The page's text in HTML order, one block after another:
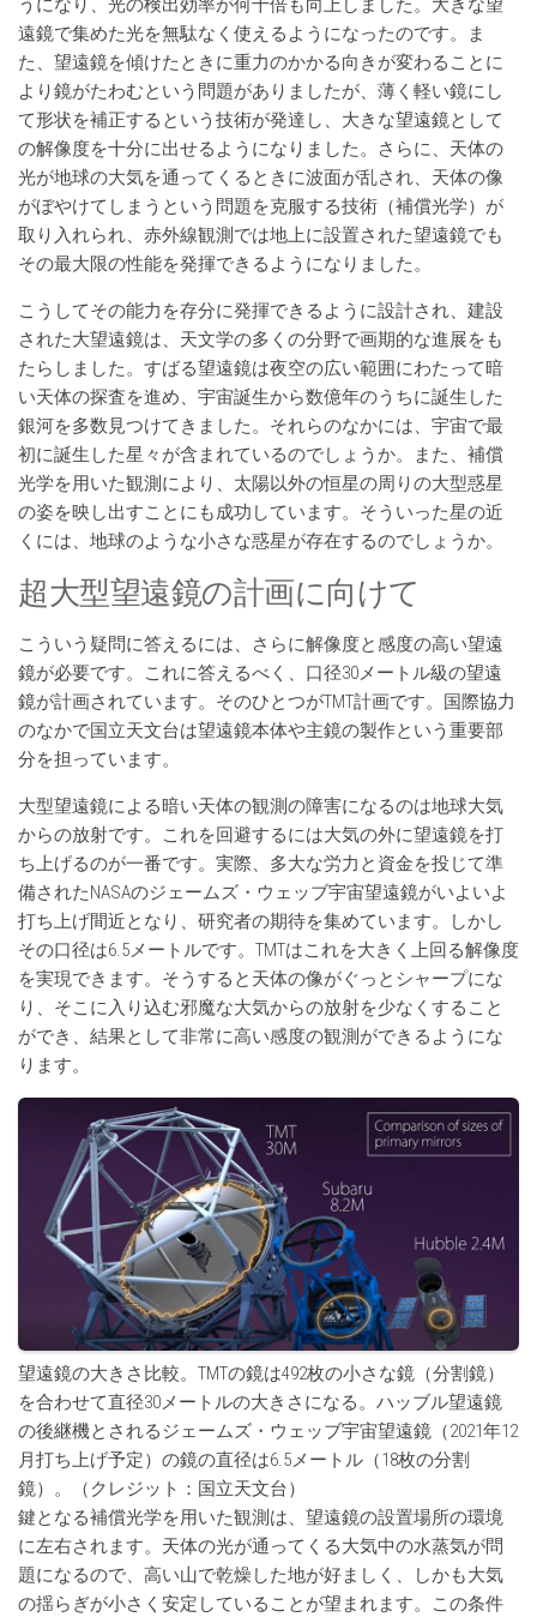
うになり、光の検出効率が何十倍も向上しました。大きな望
遠鏡で集めた光を無駄なく使えるようになったのです。ま
た、望遠鏡を傾けたときに重力のかかる向きが変わることに
より鏡がたわむという問題がありましたが、薄く軽い鏡にし
て形状を補正するという技術が発達し、大きな望遠鏡として
の解像度を十分に出せるようになりました。さらに、天体の
光が地球の大気を通ってくるときに波面が乱され、天体の像
がぼやけてしまうという問題を克服する技術（補償光学）が
取り入れられ、赤外線観測では地上に設置された望遠鏡でも
その最大限の性能を発揮できるようになりました。
こうしてその能力を存分に発揮できるように設計され、建設
された大望遠鏡は、天文学の多くの分野で画期的な進展をも
たらしました。すばる望遠鏡は夜空の広い範囲にわたって暗
い天体の探査を進め、宇宙誕生から数億年のうちに誕生した
銀河を多数見つけてきました。それらのなかには、宇宙で最
初に誕生した星々が含まれているのでしょうか。また、補償
光学を用いた観測により、太陽以外の恒星の周りの大型惑星
の姿を映し出すことにも成功しています。そういった星の近
くには、地球のような小さな惑星が存在するのでしょうか。
超大型望遠鏡の計画に向けて
こういう疑問に答えるには、さらに解像度と感度の高い望遠
鏡が必要です。これに答えるべく、口径30メートル級の望遠
鏡が計画されています。そのひとつがTMT計画です。国際協力
のなかで国立天文台は望遠鏡本体や主鏡の製作という重要部
分を担っています。
大型望遠鏡による暗い天体の観測の障害になるのは地球大気
からの放射です。これを回避するには大気の外に望遠鏡を打
ち上げるのが一番です。実際、多大な労力と資金を投じて準
備されたNASAのジェームズ・ウェッブ宇宙望遠鏡がいよいよ
打ち上げ間近となり、研究者の期待を集めています。しかし
その口径は6.5メートルです。TMTはこれを大きく上回る解像度
を実現できます。そうすると天体の像がぐっとシャープにな
り、そこに入り込む邪魔な大気からの放射を少なくすること
ができ、結果として非常に高い感度の観測ができるようにな
ります。
望遠鏡の大きさ比較。TMTの鏡は492枚の小さな鏡（分割鏡）
を合わせて直径30メートルの大きさになる。ハッブル望遠鏡
の後継機とされるジェームズ・ウェッブ宇宙望遠鏡（2021年12
月打ち上げ予定）の鏡の直径は6.5メートル（18枚の分割
鏡）。（クレジット：国立天文台）
鍵となる補償光学を用いた観測は、望遠鏡の設置場所の環境
に左右されます。天体の光が通ってくる大気中の水蒸気が問
題になるので、高い山で乾燥した地が好ましく、しかも大気
の揺らぎが小さく安定していることが望まれます。この条件